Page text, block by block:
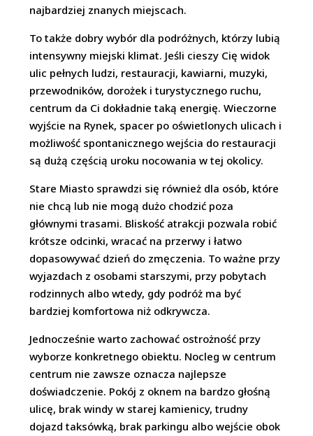
najbardziej znanych miejscach.
To także dobry wybór dla podróżnych, którzy lubią
intensywny miejski klimat. Jeśli cieszy Cię widok
ulic pełnych ludzi, restauracji, kawiarni, muzyki,
przewodników, dorożek i turystycznego ruchu,
centrum da Ci dokładnie taką energię. Wieczorne
wyjście na Rynek, spacer po oświetlonych ulicach i
możliwość spontanicznego wejścia do restauracji
są dużą częścią uroku nocowania w tej okolicy.
Stare Miasto sprawdzi się również dla osób, które
nie chcą lub nie mogą dużo chodzić poza
głównymi trasami. Bliskość atrakcji pozwala robić
krótsze odcinki, wracać na przerwy i łatwo
dopasowywać dzień do zmęczenia. To ważne przy
wyjazdach z osobami starszymi, przy pobytach
rodzinnych albo wtedy, gdy podróż ma być
bardziej komfortowa niż odkrywcza.
Jednocześnie warto zachować ostrożność przy
wyborze konkretnego obiektu. Nocleg w centrum
centrum nie zawsze oznacza najlepsze
doświadczenie. Pokój z oknem na bardzo głośną
ulicę, brak windy w starej kamienicy, trudny
dojazd taksówką, brak parkingu albo wejście obok